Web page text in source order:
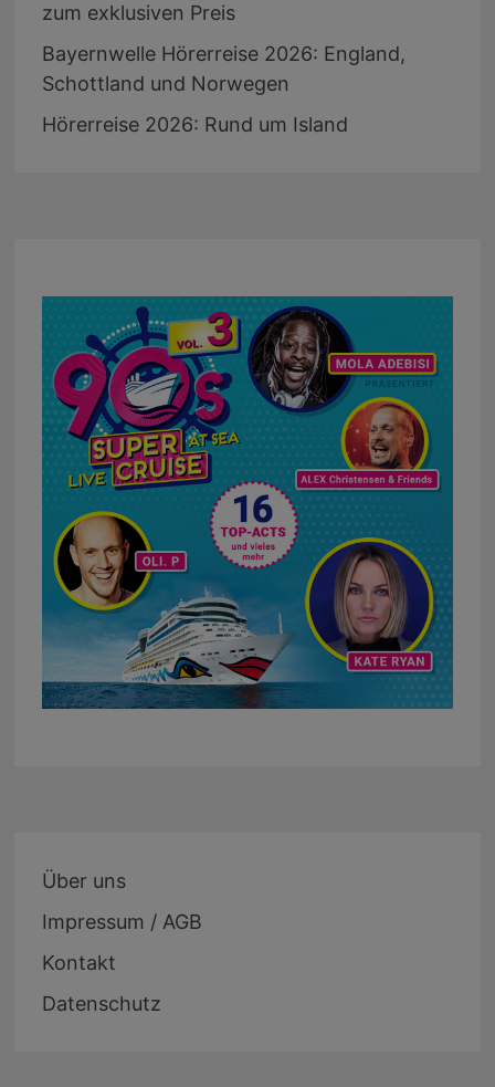
zum exklusiven Preis
Bayernwelle Hörerreise 2026: England,
Schottland und Norwegen
Hörerreise 2026: Rund um Island
Über uns
Impressum / AGB
Kontakt
Datenschutz